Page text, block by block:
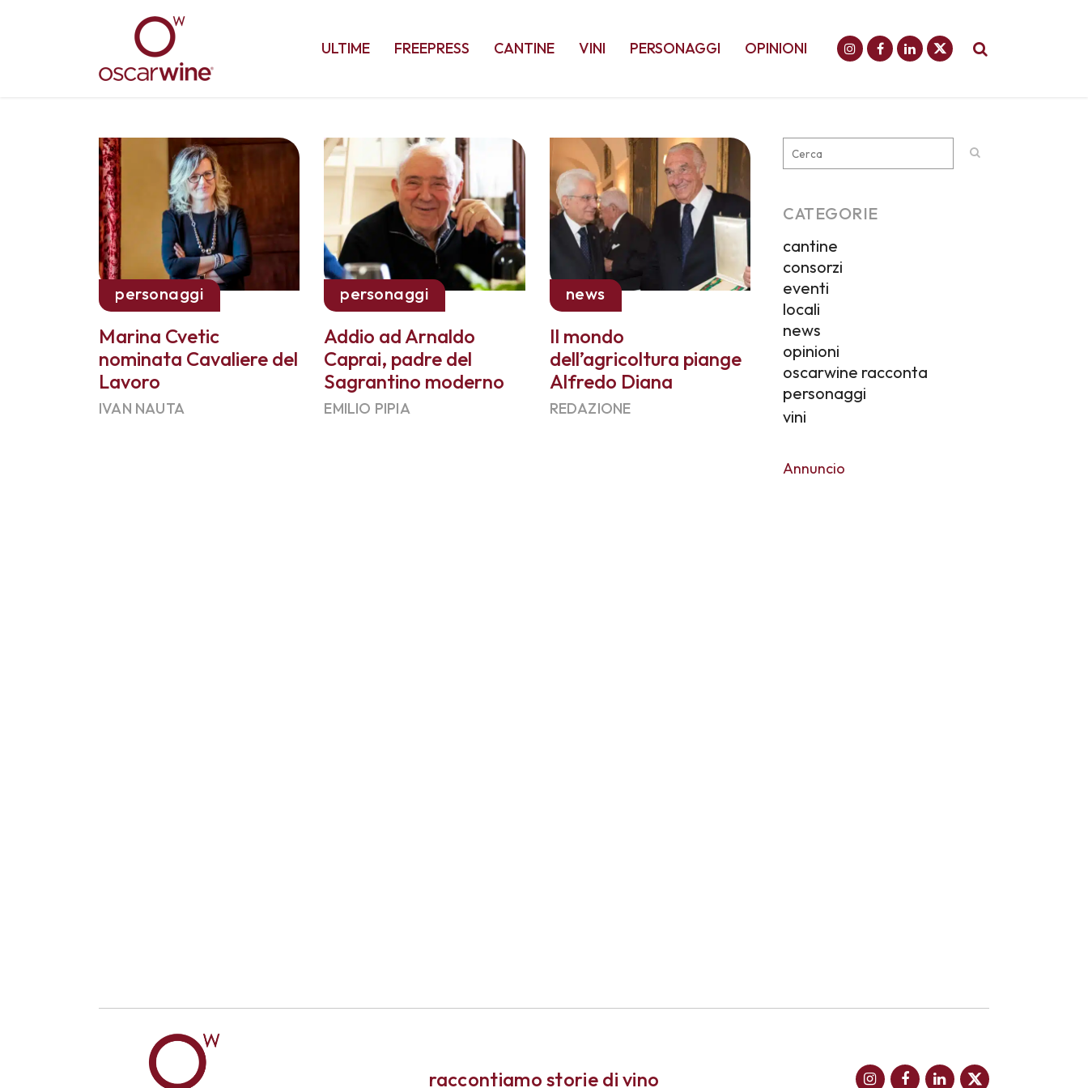
ULTIME FREEPRESS CANTINE VINI PERSONAGGI OPINIONI
personaggi
Marina Cvetic
nominata Cavaliere del
Lavoro
IVAN NAUTA
personaggi
Addio ad Arnaldo
Caprai, padre del
Sagrantino moderno
EMILIO PIPIA
news
Il mondo
dell’agricoltura piange
Alfredo Diana
REDAZIONE
CATEGORIE
cantine
consorzi
eventi
locali
news
opinioni
oscarwine racconta
personaggi
vini
Annuncio
raccontiamo storie di vino